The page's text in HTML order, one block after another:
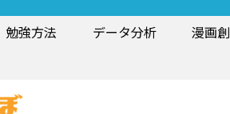
勉強方法 データ分析 漫画